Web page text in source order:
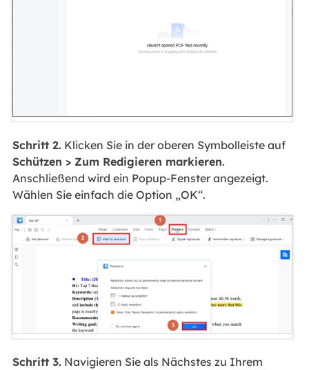
Schritt 2.Klicken Sie in der oberen Symbolleiste auf
Schützen > Zum Redigieren markieren.
Anschließend wird ein Popup-Fenster angezeigt.
Wählen Sie einfach die Option „OK“.
Schritt 3.Navigieren Sie als Nächstes zu Ihrem